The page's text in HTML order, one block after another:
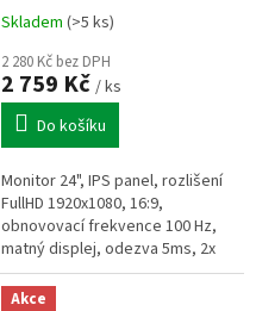
Skladem (>5 ks)
2 280 Kč bez DPH
2 759 Kč / ks
Do košíku
Monitor 24", IPS panel, rozlišení
FullHD 1920x1080, 16:9,
obnovovací frekvence 100 Hz,
matný displej, odezva 5ms, 2x
HDMI, 1x DisplayPort, USB,
nastavitelná výška, PIVOT, VESA
Akce